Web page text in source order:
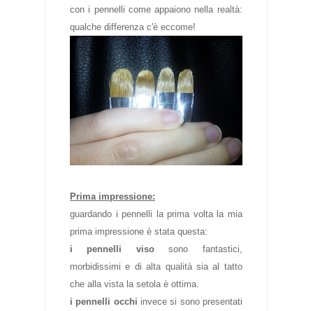
con i pennelli come appaiono nella realtà:
qualche differenza c'è eccome!
Prima impressione:
guardando i pennelli la prima volta la mia
prima impressione è stata questa:
i pennelli visosono fantastici,
morbidissimi e di alta qualità sia al tatto
che alla vista la setola è ottima.
i pennelli occhi invece si sono presentati